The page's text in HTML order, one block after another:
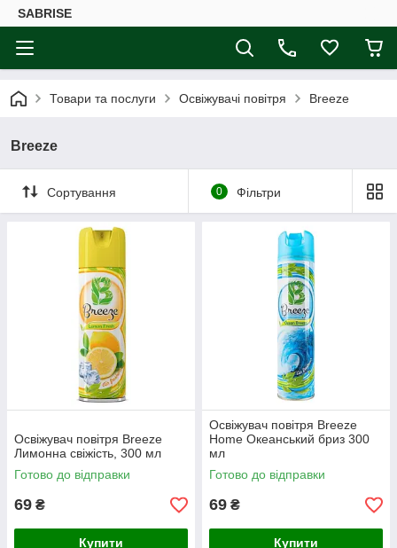
SABRISE
Товари та послуги Освіжувачі повітря Breeze
Breeze
Сортування 0 Фільтри
Освіжувач повітря Breeze
Лимонна свіжість, 300 мл
Готово до відправки
69 ₴
Купити
Освіжувач повітря Breeze
Home Океанський бриз 300
мл
Готово до відправки
69 ₴
Купити